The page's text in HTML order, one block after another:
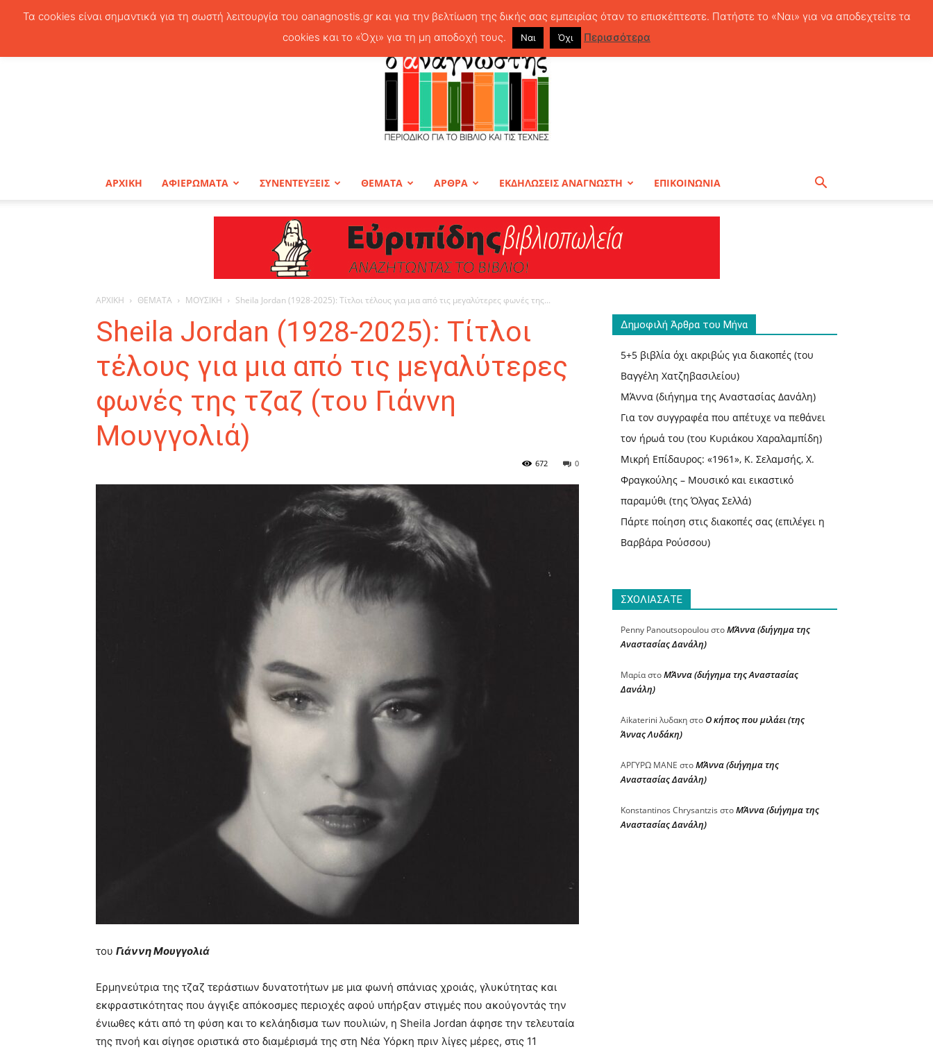
Παρασκευή, 7 Αυγούστου, 2026
Ο
ΑΡΧΙΚΗ ΑΦΙΕΡΩΜΑΤΑ ΣΥΝΕΝΤΕΥΞΕΙΣ ΘΕΜΑΤΑ ΑΡΘΡΑ ΕΚΔΗΛΩΣΕΙΣ ΑΝΑΓΝΩΣΤΗ ΕΠΙΚΟΙΝΩΝΙΑ
ΑΡΧΙΚΗ ΘΕΜΑΤΑ ΜΟΥΣΙΚΗ Sheila Jordan (1928-2025): Τίτλοι τέλους για μια από τις μεγαλύτερες φωνές της...
Sheila Jordan (1928-2025): Τίτλοι
τέλους για μια από τις μεγαλύτερες
φωνές της τζαζ (του Γιάννη
Μουγγολιά)
0
672
του Γιάννη Μουγγολιά
Ερμηνεύτρια της τζαζ τεράστιων δυνατοτήτων με μια φωνή σπάνιας χροιάς, γλυκύτητας και
εκφραστικότητας που άγγιξε απόκοσμες περιοχές αφού υπήρξαν στιγμές που ακούγοντάς την
ένιωθες κάτι από τη φύση και το κελάηδισμα των πουλιών, η Sheila Jordan άφησε την τελευταία
της πνοή και σίγησε οριστικά στο διαμέρισμά της στη Νέα Υόρκη πριν λίγες μέρες, στις 11
Δημοφιλή Άρθρα του Μήνα
5+5 βιβλία όχι ακριβώς για διακοπές (του
Βαγγέλη Χατζηβασιλείου)
ΜΆννα (διήγημα της Αναστασίας Δανάλη)
Για τον συγγραφέα που απέτυχε να πεθάνει
τον ήρωά του (του Κυριάκου Χαραλαμπίδη)
Μικρή Επίδαυρος: «1961», Κ. Σελαμσής, Χ.
Φραγκούλης – Μουσικό και εικαστικό
παραμύθι (της Όλγας Σελλά)
Πάρτε ποίηση στις διακοπές σας (επιλέγει η
Βαρβάρα Ρούσσου)
ΣΧΟΛΙΑΣΑΤΕ
Penny PanoutsopoulouστοΜΆννα (διήγημα της
Αναστασίας Δανάλη)
ΜαρίαστοΜΆννα (διήγημα της Αναστασίας
Δανάλη)
Aikaterini λυδακηστοΟ κήπος που μιλάει (της
Άννας Λυδάκη)
ΑΡΓΥΡΩ ΜΑΝΕ στοΜΆννα (διήγημα της
Αναστασίας Δανάλη)
Konstantinos Chrysantzis στοΜΆννα (διήγημα της
Αναστασίας Δανάλη)
Τα cookies είναι σημαντικά για τη σωστή λειτουργία του oanagnostis.gr και για την βελτίωση της δικής σας εμπειρίας όταν το επισκέπτεστε. Πατήστε το «Ναι» για να αποδεχτείτε τα
cookies και το «Όχι» για τη μη αποδοχή τους.
Ναι Όχι Περισσότερα